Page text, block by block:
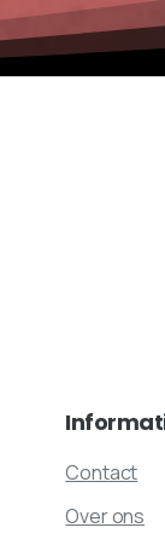
Contact
Over ons